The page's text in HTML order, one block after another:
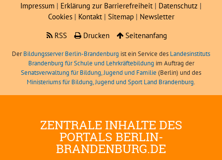
Impressum | Erklärung zur Barrierefreiheit | Datenschutz |
Cookies| Kontakt | Sitemap| Newsletter
RSS
Drucken Seitenanfang
DerBildungsserver Berlin-Brandenburg ist ein Service des Landesinstituts
Brandenburg für Schule und Lehrkräftebildung im Auftrag der
Senatsverwaltung für Bildung, Jugend und Familie (Berlin) und des
Ministeriums für Bildung, Jugend und Sport Land Brandenburg.
ZENTRALE INHALTE DES
PORTALS BERLIN-
BRANDENBURG.DE